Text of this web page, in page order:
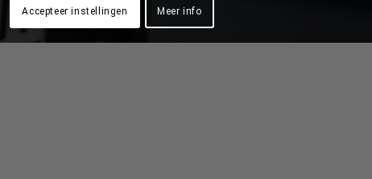
Accepteer instellingen Meer info